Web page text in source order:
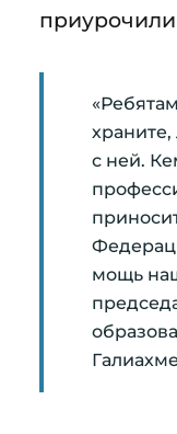
с ней.
мощь